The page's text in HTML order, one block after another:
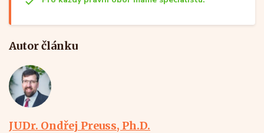
Autor článku
JUDr. Ondřej Preuss, Ph.D.